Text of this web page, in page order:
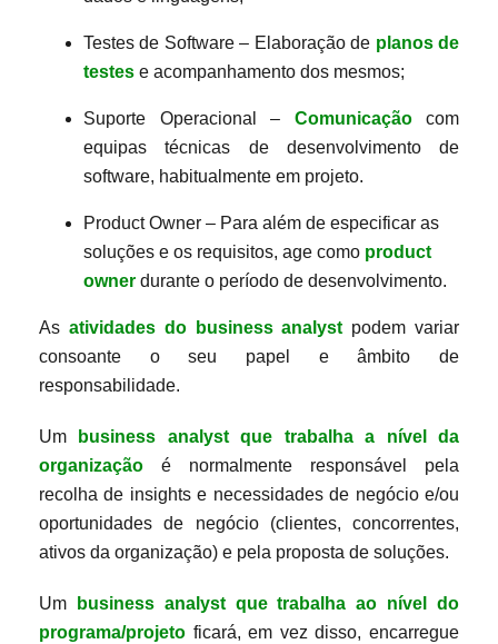
Testes de Software – Elaboração de planos de
testes e acompanhamento dos mesmos;
Suporte Operacional – Comunicação com
equipas técnicas de desenvolvimento de
software, habitualmente em projeto.
Product Owner – Para além de especificar as
soluções e os requisitos, age como product
owner durante o período de desenvolvimento.
As atividades do business analyst podem variar
consoante o seu papel e âmbito de
responsabilidade.
Um
business analyst que trabalha a nível da
organização é normalmente responsável pela
recolha de insights e necessidades de negócio e/ou
oportunidades de negócio (clientes, concorrentes,
ativos da organização) e pela proposta de soluções.
Um
business analyst que trabalha ao nível do
programa/projeto ficará, em vez disso, encarregue